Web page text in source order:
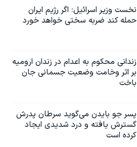
نخست وزیر اسرائيل: اگر رژیم ایران
حمله کند ضربه سختی خواهد خورد
زندانی محکوم به اعدام در زندان ارومیه
بر اثر وخامت وضعیت جسمانی جان
باخت
پسر جو بایدن می‌گوید سرطان پدرش
گسترش یافته و درد شدیدی ایجاد
کرده است